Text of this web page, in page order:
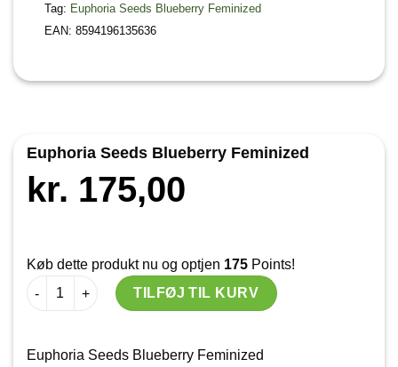
Tag: Euphoria Seeds Blueberry Feminized
EAN: 8594196135636
Euphoria Seeds Blueberry Feminized
kr. 175,00
Køb dette produkt nu og optjen 175 Points!
Euphoria Seeds Blueberry Feminized antal
TILFØJ TIL KURV
Euphoria Seeds Blueberry Feminized